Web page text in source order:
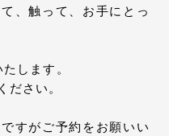
、触って、お手にとっ
します。
ださい。
すがご予約をお願いい